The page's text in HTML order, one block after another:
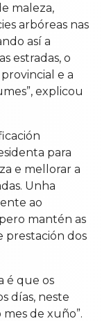
maleza,
arbóreas nas
así a
estradas, o
e a
explicou
para
e mellorar a
Unha
ao
mantén as
prestación dos
é que os
días, neste
mes de xuño”.